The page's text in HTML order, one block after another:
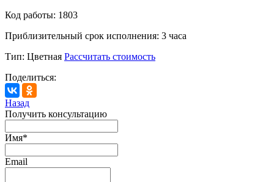
Код работы: 1803
Приблизительный срок исполнения: 3 часа
Тип: Цветная Рассчитать стоимость
Поделиться:
Назад
Получить консультацию
Имя*
Email